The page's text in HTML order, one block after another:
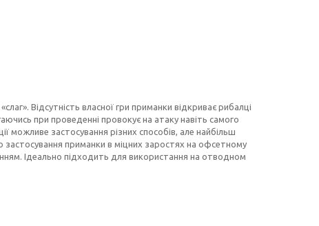
Відсутність власної гри приманки відкриває рибалці
при проведенні провокує на атаку навіть самого
можливе застосування різних способів, але найбільш
застосування приманки в міцних заростях на офсетному
Ідеально підходить для використання на отводном